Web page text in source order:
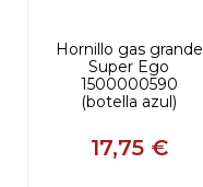
Hornillo gas grande
Super Ego
1500000590
(botella azul)
17,75 €